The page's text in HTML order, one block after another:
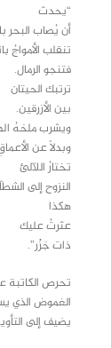
“يحدث
أن يُصاب البحر
تنقلب الأمواجُ
فتنجو الرمال.
ترتبك الحيتان
بين الأزرقين.
ويشرب ملحَهُ
وبدلاً عن
تختارُ اللآلئ
النزوح إلى
هكذا
عثرتُ عليك
ذات جَزْر”.
تحرص الكاتبة
الغموض الذي
يضيف إلى